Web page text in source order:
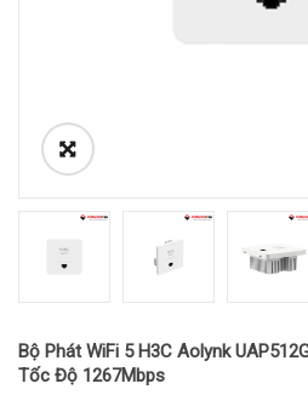
Bộ Phát WiFi 5 H3C Aolynk
Tốc Độ 1267Mbps